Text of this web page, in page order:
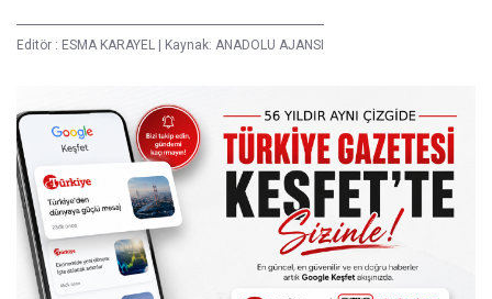
Editör : ESMA KARAYEL Kaynak: ANADOLU AJANSI